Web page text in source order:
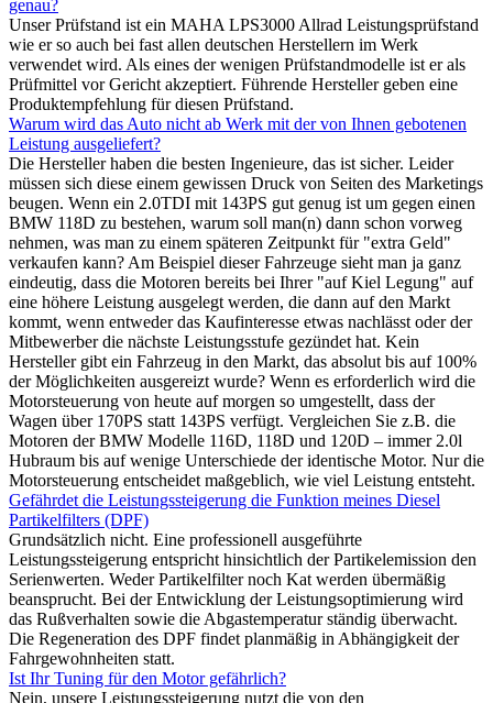
genau?
Unser Prüfstand ist ein MAHA LPS3000 Allrad Leistungsprüfstand
wie er so auch bei fast allen deutschen Herstellern im Werk
verwendet wird. Als eines der wenigen Prüfstandmodelle ist er als
Prüfmittel vor Gericht akzeptiert. Führende Hersteller geben eine
Produktempfehlung für diesen Prüfstand.
Warum wird das Auto nicht ab Werk mit der von Ihnen gebotenen
Leistung ausgeliefert?
Die Hersteller haben die besten Ingenieure, das ist sicher. Leider
müssen sich diese einem gewissen Druck von Seiten des Marketings
beugen. Wenn ein 2.0TDI mit 143PS gut genug ist um gegen einen
BMW 118D zu bestehen, warum soll man(n) dann schon vorweg
nehmen, was man zu einem späteren Zeitpunkt für "extra Geld"
verkaufen kann? Am Beispiel dieser Fahrzeuge sieht man ja ganz
eindeutig, dass die Motoren bereits bei Ihrer "auf Kiel Legung" auf
eine höhere Leistung ausgelegt werden, die dann auf den Markt
kommt, wenn entweder das Kaufinteresse etwas nachlässt oder der
Mitbewerber die nächste Leistungsstufe gezündet hat. Kein
Hersteller gibt ein Fahrzeug in den Markt, das absolut bis auf 100%
der Möglichkeiten ausgereizt wurde? Wenn es erforderlich wird die
Motorsteuerung von heute auf morgen so umgestellt, dass der
Wagen über 170PS statt 143PS verfügt. Vergleichen Sie z.B. die
Motoren der BMW Modelle 116D, 118D und 120D – immer 2.0l
Hubraum bis auf wenige Unterschiede der identische Motor. Nur die
Motorsteuerung entscheidet maßgeblich, wie viel Leistung entsteht.
Gefährdet die Leistungssteigerung die Funktion meines Diesel
Partikelfilters (DPF)
Grundsätzlich nicht. Eine professionell ausgeführte
Leistungssteigerung entspricht hinsichtlich der Partikelemission den
Serienwerten. Weder Partikelfilter noch Kat werden übermäßig
beansprucht. Bei der Entwicklung der Leistungsoptimierung wird
das Rußverhalten sowie die Abgastemperatur ständig überwacht.
Die Regeneration des DPF findet planmäßig in Abhängigkeit der
Fahrgewohnheiten statt.
Ist Ihr Tuning für den Motor gefährlich?
Nein, unsere Leistungssteigerung nutzt die von den